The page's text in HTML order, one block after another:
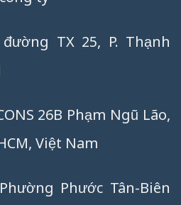
TX 25, P. Thạnh
26B Phạm Ngũ Lão,
Việt Nam
Phước Tân-Biên